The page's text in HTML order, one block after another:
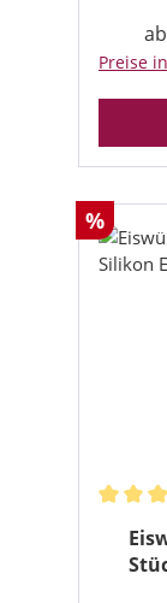
ab
Preise
Rabatt
%